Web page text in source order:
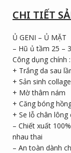
CHI TIẾT
Ủ GENI – Ủ MẶT
– Hũ ủ tầm 25 –
Công dụng chính :
+ Trắng da sau
+ Sản sinh
+ Mờ thâm nám
+ Căng bóng
+ Se lỗ chân
– Chiết xuất
nhau thai
– An toàn dành